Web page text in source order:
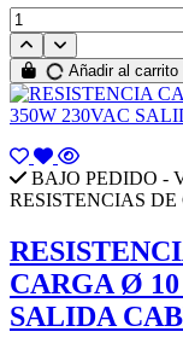
Añadir al carrito
BAJO PEDIDO -
RESISTENCIAS
CARGA Ø
SALIDA